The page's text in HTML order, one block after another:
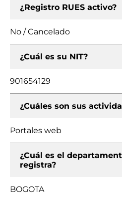
¿Registro RUES activo?
No / Cancelado
¿Cuál es su NIT?
901654129
¿Cuáles son sus
Portales web
¿Cuál es el
registra?
BOGOTA